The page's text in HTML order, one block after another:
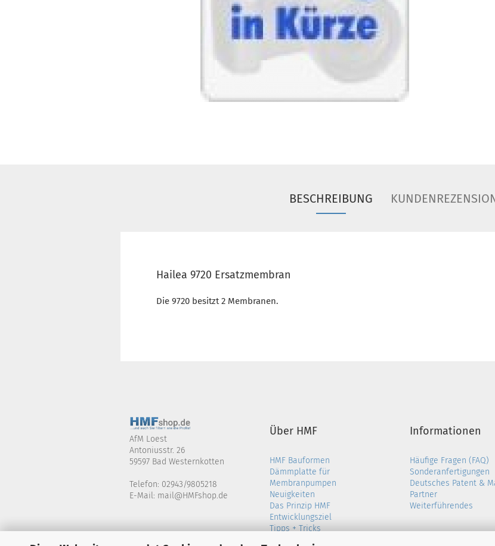
BESCHREIBUNG
Hailea 9720 Ersatzmembran
Die 9720 besitzt 2 Membranen.
AfM Loest
Antoniusstr. 26
59597 Bad Westernkotten
Telefon: 02943/9805218
E-Mail: mail@HMFshop.de
Über HMF
HMF Bauformen
Dämmplatte für
Membranpumpen
Neuigkeiten
Das Prinzip HMF
Entwicklungsziel
Tipps + Tricks
Informationen
Häufige Fragen (FAQ)
Sonderanfertigungen
Deutsches Patent &
Partner
Weiterführendes